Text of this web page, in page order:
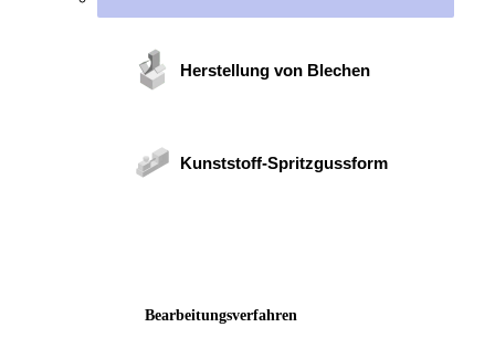
Herstellung von Blechen
Kunststoff-Spritzgussform
Bearbeitungsverfahren